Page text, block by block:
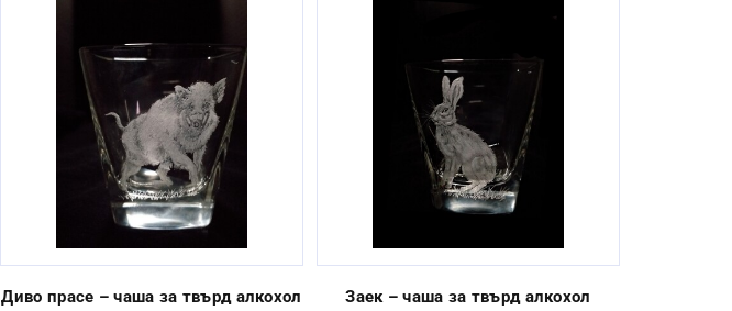
Диво прасе – чаша за твърд алкохол Заек – чаша за твърд алкохол